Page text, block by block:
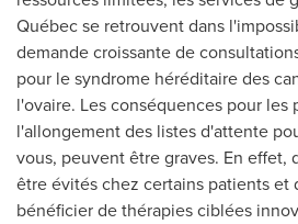
Québec se retrouvent dans
demande croissante de
pour le syndrome héréditaire des
l'ovaire. Les conséquences pour les
l'allongement des listes d'attente
vous, peuvent être graves. En effet,
être évités chez certains patients et
bénéficier de thérapies ciblées